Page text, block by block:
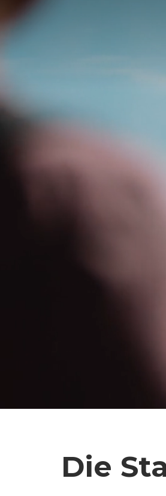
Die